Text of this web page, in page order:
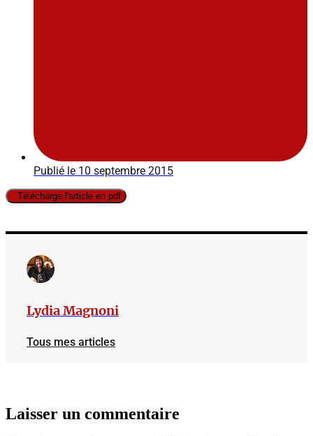
Publié le 10 septembre 2015
Télécharge l'article en pdf
Lydia Magnoni
Tous mes articles
Laisser un commentaire